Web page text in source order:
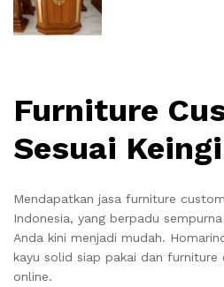
Furniture
Sesuai
Mendapatkan jasa furniture
Indonesia, yang berpadu
Anda kini menjadi mudah.
kayu solid siap pakai dan furniture
online.